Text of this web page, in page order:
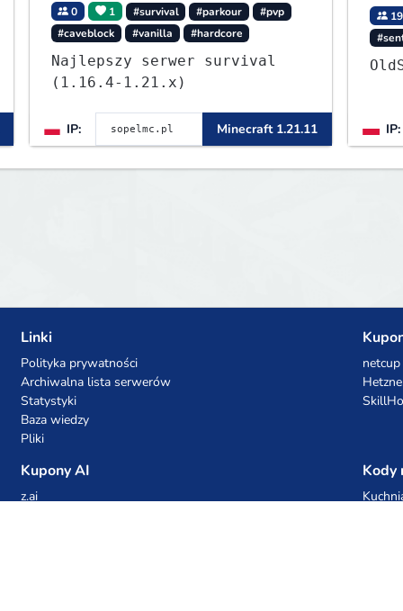
0 1 #survival #parkour
#pvp
#caveblock
#vanilla #hardcore
Najlepszy serwer survival
(1.16.4-1.21.x)
IP: Minecraft 1.21.11
19
IP:
Linki
Polityka prywatności
Archiwalna lista serwerów
Statystyki
Baza wiedzy
Pliki
netcup
Kupony AI
z.ai
Kody